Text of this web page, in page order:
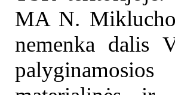
MA N.
nemenka dalis